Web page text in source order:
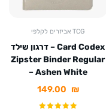
אביזרים לקלפי TCG
דרגון שילד – Card Codex
Zipster Binder Regular
– Ashen White
149.00 ₪